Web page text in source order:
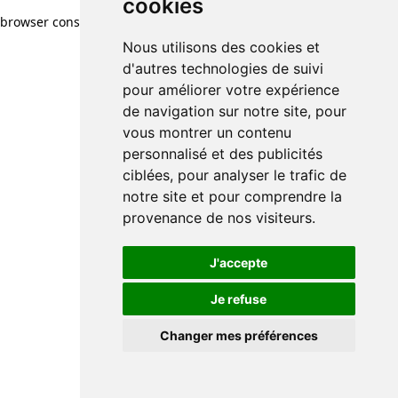
cookies
Nous utilisons des cookies et
d'autres technologies de suivi
pour améliorer votre expérience
de navigation sur notre site, pour
vous montrer un contenu
personnalisé et des publicités
ciblées, pour analyser le trafic de
notre site et pour comprendre la
provenance de nos visiteurs.
J'accepte
Je refuse
Changer mes préférences
browser console for more information)